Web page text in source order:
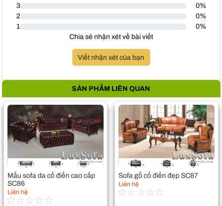
3
0%
2
0%
1
0%
Chia sẻ nhận xét về bài viết
Viết nhận xét của bạn
SẢN PHẨM LIÊN QUAN
Mẫu sofa da cổ điển cao cấp
SC86
Liên hệ
Sofa gỗ cổ điển đẹp SC87
Liên hệ